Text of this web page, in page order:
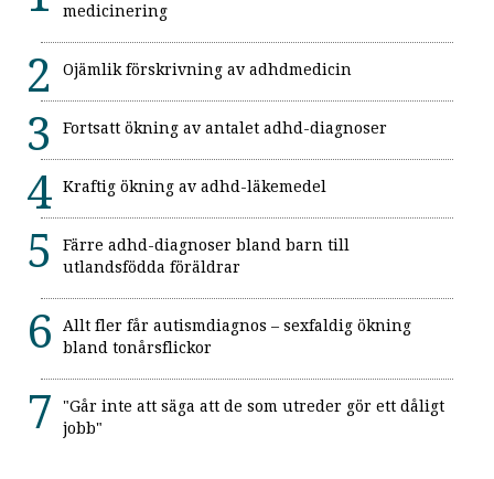
medicinering
Ojämlik förskrivning av adhdmedicin
Fortsatt ökning av antalet adhd-diagnoser
Kraftig ökning av adhd-läkemedel
Färre adhd-diagnoser bland barn till
utlandsfödda föräldrar
Allt fler får autismdiagnos – sexfaldig ökning
bland tonårsflickor
"Går inte att säga att de som utreder gör ett dåligt
jobb"